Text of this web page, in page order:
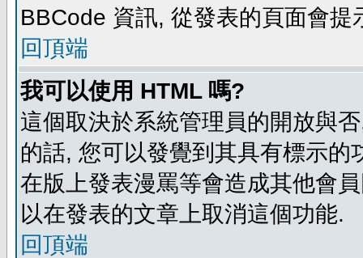
BBCode 資訊, 從發表的頁面會提
回頂端
我可以使用 HTML 嗎?
這個取決於系統管理員的開放與
的話, 您可以發覺到其具有標示
在版上發表漫罵等會造成其他會
以在發表的文章上取消這個功能.
回頂端